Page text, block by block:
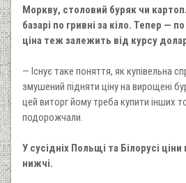
Моркву, столовий буряк чи
базарі по гривні за кіло. Тепер —
ціна теж залежить від курсу
— Існує таке поняття, як купівельна
змушений підняти ціну на вирощені
цей виторг йому треба купити інших
подорожчали.
У сусідніх Польщі та Білорусі
нижчі.